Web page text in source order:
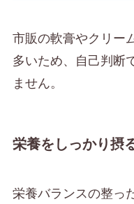
市販の軟膏やクリー
多いため、自己判断
ません。
栄養をしっかり摂
栄養バランスの整っ